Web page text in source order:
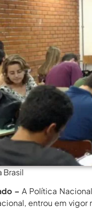
MEC Autoriza 937 Novos
Balanço Da 78ª SBPC: Na
6 De Agosto: Dia Nacional
PROIFES Celebra Os 58
MEC Autoriza 937 Novos
Balanço Da 78ª SBPC: Na
6 De Agosto: Dia Nacional
PROIFES Celebra Os 58
MEC Autoriza 937 Novos
Brasil
–A Política
entrou em